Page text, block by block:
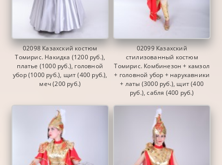
02098 Казахский костюм
Томирис. Накидка (1200 руб.),
платье (1000 руб.), головной
убор (1000 руб.), щит (400 руб.),
меч (200 руб.)
02099 Казахский
стилизованный костюм
Томирис. Комбинезон + камзол
+ головной убор + нарукавники
+ латы (3000 руб.), щит (400
руб.), сабля (400 руб.)